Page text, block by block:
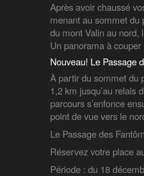
Après avoir chaussé
menant au sommet du
du mont Valin au nord,
Un panorama à couper
Nouveau! Le Passage
À partir du sommet du
1,2 km jusqu’au relais
parcours s’enfonce
point de vue vers le
Le Passage des
Réservez votre place
Période : du 18